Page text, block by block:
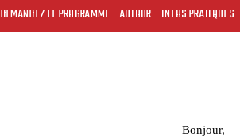
DEMANDEZ LE PROGRAMME AUTOUR INFOS PRATIQUES
Bonjour,